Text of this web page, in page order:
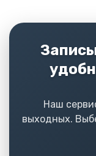
Наш
выходных.